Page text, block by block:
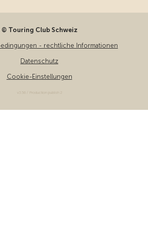
© Touring Club Schweiz
- rechtliche Informationen
Datenschutz
Cookie-Einstellungen
v3.56 / Production publish 2